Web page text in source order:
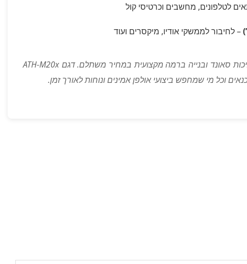
לטלפונים, מחשבים וכרטיסי קול
– לחיבור לממשקי אודיו, מיקסרים ועוד
סדרת M של Audio-Technica מביאה איכות סאונד ובנייה ברמה מקצועית במחיר משתלם. דגם ATH-M20x
וכל מי שמחפש ביצועי אולפן אמינים ונוחות לאורך זמן.